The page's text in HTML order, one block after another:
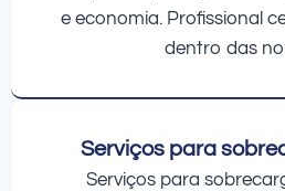
e economia. Profissional
dentro das
Serviços para
Serviços para